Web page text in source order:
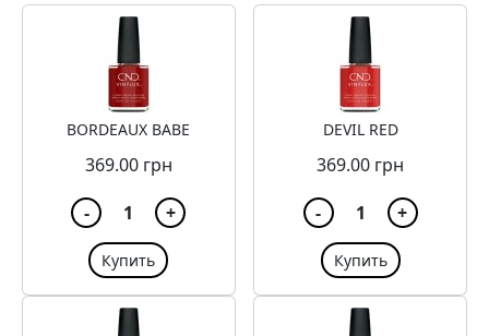
BORDEAUX BABE
369.00 грн
-
1 +
Купить
DEVIL RED
369.00 грн
-
1 +
Купить